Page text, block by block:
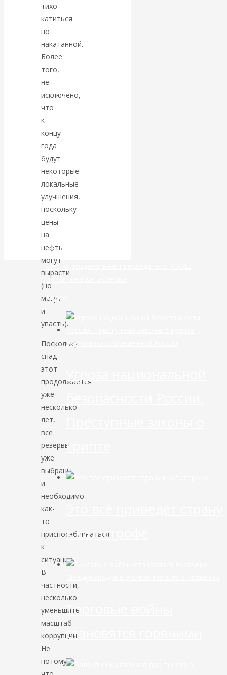
«Об этом
молчат»:
экономист
Валентин
Катасонов
считает, что
кризис в
банковской
сфере России
уже начался
тихо
катиться
по
накатанной.
Более
того,
не
исключено,
что
к
концу
года
будут
некоторые
локальные
улучшения,
поскольку
цены
на
нефть
могут
вырасти
(но
могут
и
упасть).
Поскольку
спад
этот
продолжается
уже
несколько
лет,
все
резервы
уже
выбраны
и
необходимо
как-
то
приспосабливаться
к
ситуации.
В
частности,
несколько
уменьшить
масштаб
коррупции.
Не
потому,
Место продажи книг председателя РЭОШ
Валентина Катасонова
Видео
Экономика современной России
крипте
к катастрофе
Торговые войны
становятся горячими